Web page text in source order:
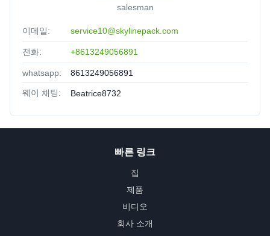
salesman
이메일: service10@skylinepack.com
전화: +8613249056891
whatsapp: 8613249056891
웨이 채팅: Beatrice8732
빠른 링크
집
제품
비디오
회사 소개